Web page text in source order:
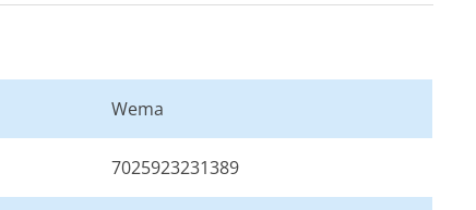
Wema
7025923231389